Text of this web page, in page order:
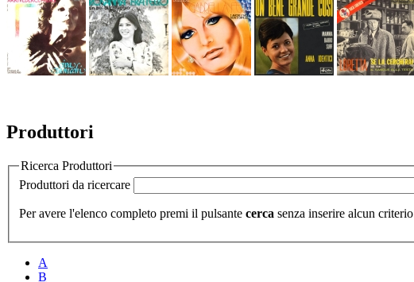
Produttori
Ricerca Produttori
Produttori da ricercare
Per avere l'elenco completo premi il pulsante cerca senza inserire alcun criterio
A
B